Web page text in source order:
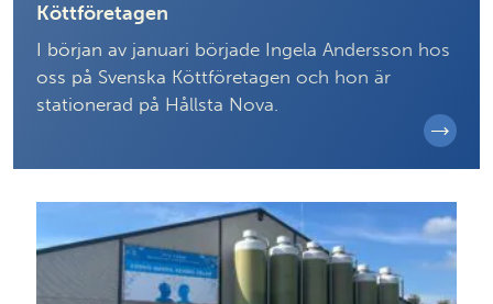
Köttföretagen
I början av januari började Ingela Andersson hos
oss på Svenska Köttföretagen och hon är
stationerad på Hållsta Nova.